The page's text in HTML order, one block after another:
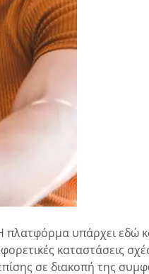
υπάρχει εδώ
καταστάσεις
σε διακοπή της